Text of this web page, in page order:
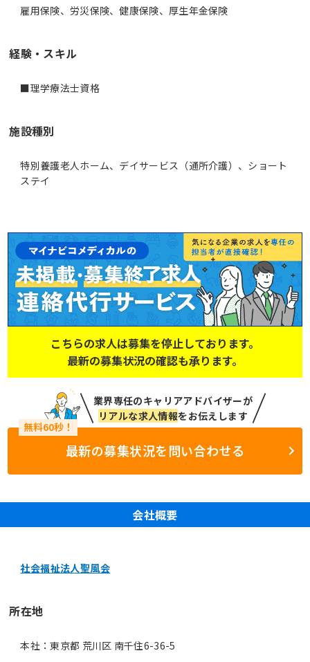
雇用保険、労災保険、健康保険、厚生年金保険
経験・スキル
■理学療法士資格
施設種別
特別養護老人ホーム、デイサービス（通所介護）、ショート
ステイ
こちらの求人は募集を停止しております。
最新の募集状況の確認も承ります。
業界専任のキャリアアドバイザーが
リアルな求人情報をお伝えします
最新の募集状況を問い合わせる
会社概要
社会福祉法人聖風会
所在地
本社：東京都 荒川区 南千住6-36-5